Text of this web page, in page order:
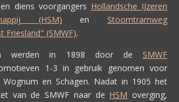
diens voorgangers Hollandsche IJzeren
(HSM) en Stoomtramweg
Friesland" (SMWF).
werden in 1898 door de SMWF
1-3 in gebruik genomen voor
en Schagen. Nadat in 1905 het
van de SMWF naar de HSM overging,